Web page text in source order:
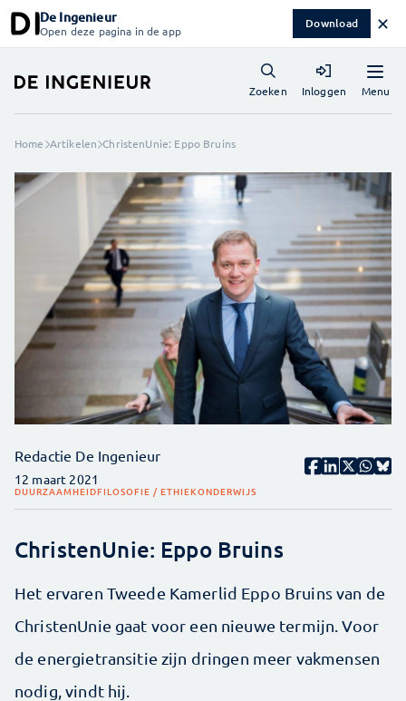
De Ingenieur
Open deze pagina in de app Download ✕
Menu
Zoeken Inloggen
Home Artikelen ChristenUnie: Eppo Bruins
Redactie De Ingenieur
12 maart 2021
DUURZAAMHEIDFILOSOFIE / ETHIEKONDERWIJS
ChristenUnie: Eppo Bruins
Het ervaren Tweede Kamerlid Eppo Bruins van de
ChristenUnie gaat voor een nieuwe termijn. Voor
de energietransitie zijn dringen meer vakmensen
nodig, vindt hij.